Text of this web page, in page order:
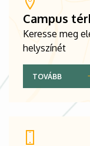
Campus
Keresse meg
helyszínét
TOVÁBB